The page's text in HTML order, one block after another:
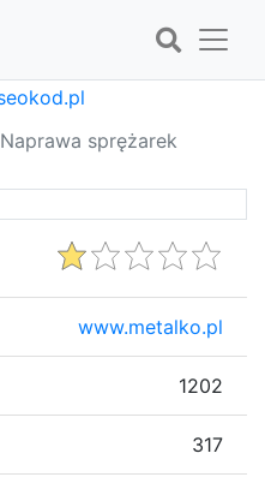
Naprawa sprężarek
www.metalko.pl
1202
317